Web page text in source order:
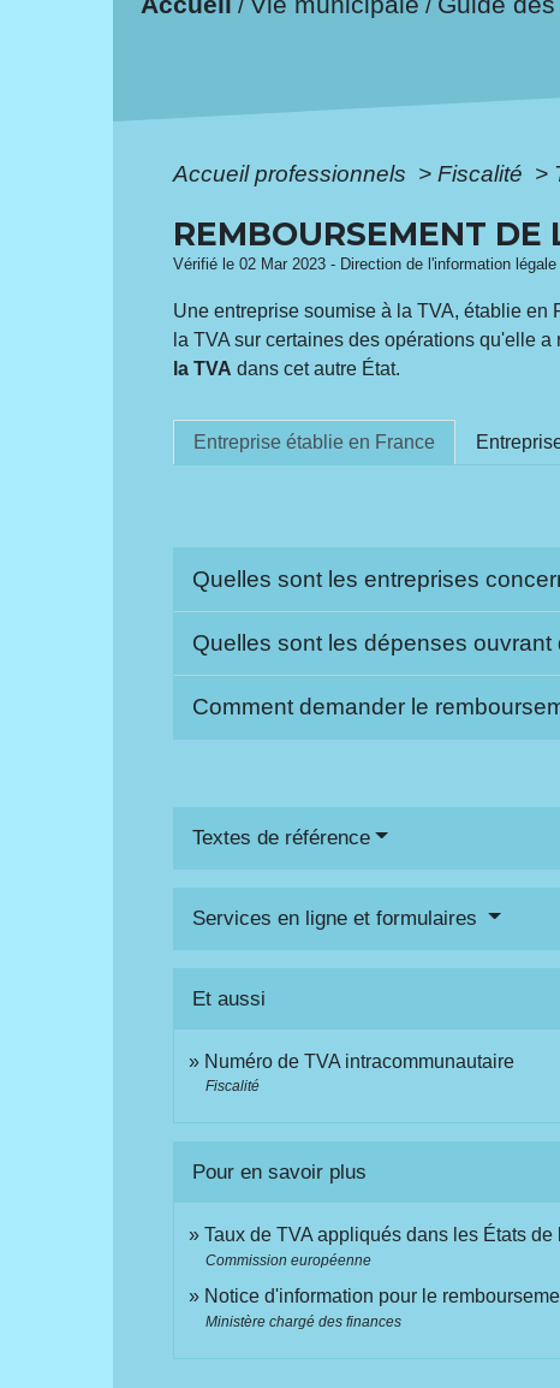
/ /
Accueil professionnels > Fiscalité >
REMBOURSEMENT
Vérifié le 02 Mar 2023 - Direction de l'information
Une entreprise soumise à la TVA, établie en
la TVA sur certaines des opérations qu'elle
la TVA dans cet autre État.
Entreprise établie en France
Quelles sont les entreprises
Quelles sont les dépenses
Comment demander le
Textes de référence
Services en ligne et formulaires
Et aussi
Numéro de TVA intracommunautaire
Fiscalité
Pour en savoir plus
Taux de TVA appliqués dans les États
Commission européenne
Notice d'information pour le
Ministère chargé des finances